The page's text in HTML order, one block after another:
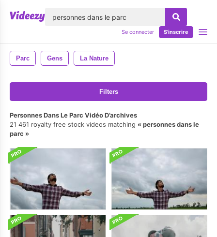
Se connecter S'inscrire
Parc Gens La Nature
Filters
Personnes Dans Le Parc Vidéo D’archives
21 461 royalty free stock videos matching
personnes dans le
parc